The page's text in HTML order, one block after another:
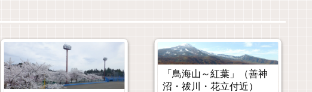
「鳥海山～紅葉」（善神
沼・祓川・花立付近）